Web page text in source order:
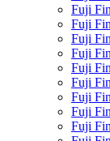
Fuji
Fuji
Fuji
Fuji
Fuji
Fuji
Fuji
Fuji
Fuji